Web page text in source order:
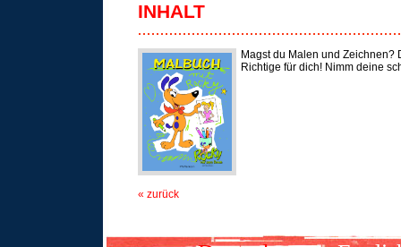
INHALT
Magst du Malen und Zeichnen?
Richtige für dich! Nimm deine
« zurück